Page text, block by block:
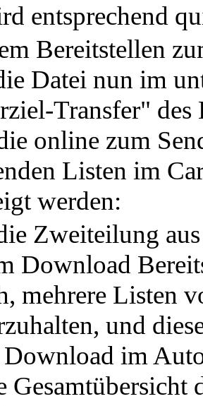
entsprechend
Bereitstellen
Datei nun im
Transfer"
online zum
Listen im
werden:
Zweiteilung
Download
mehrere Listen
und
im
Gesamtübersicht